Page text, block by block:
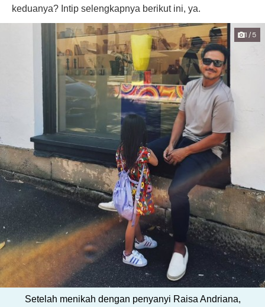
keduanya? Intip selengkapnya berikut ini, ya.
1/5
Setelah menikah dengan penyanyi Raisa Andriana,